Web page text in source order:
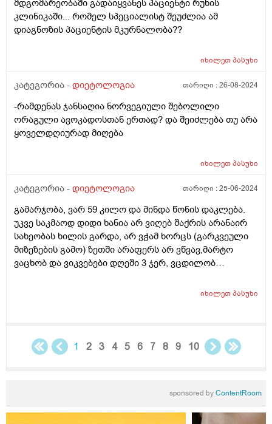
მდგომარეობაში გადაიყვანეს პაციენტი რუხის
კლინიკაში... რომელ სპეციალისტ შეუძლია ამ
დიაგნოზის პაციენტის მკურნალობა??
იხილეთპასუხი
კატეგორია - დიეტოლოგია თარიღი :26-08-2024
-რამდენას ჯანსაღია ნორვეგიული შებოლილი
ორაგული ავოკადოსთან ერთად? და შეიძლება თუ არა
ყოველდღიურად მიღება
იხილეთპასუხი
კატეგორია - დიეტოლოგია თარიღი :25-06-2024
გამარჯობა, ვარ 59 კილო და მინდა წონის დაკლება.
უკვე საკმაოდ დიდი ხანია არ ვიღებ შაქრის არანაირ
სახეობას ხილის გარდა, არ ვჭამ ხორცს (გარკვეული
მიზეზების გამო) ზეთში არაფერს არ ვწვავ,მარტო
ვაცხობ და ვიკვებები დღეში 3 ჯერ, ვცდილობ
მირჩიოთ რამე ან დამანახოთ სად ვუშვებ შეცდომას?
იხილეთპასუხი
1 2 3 4 5 6 7 8 9 10
sponsored byContentRoom